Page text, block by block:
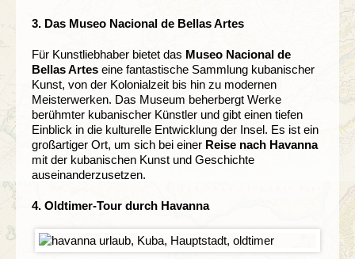
3. Das Museo Nacional de Bellas Artes
Für Kunstliebhaber bietet das Museo Nacional de
Bellas Artes eine fantastische Sammlung kubanischer
Kunst, von der Kolonialzeit bis hin zu modernen
Meisterwerken. Das Museum beherbergt Werke
berühmter kubanischer Künstler und gibt einen tiefen
Einblick in die kulturelle Entwicklung der Insel. Es ist ein
großartiger Ort, um sich bei einer Reise nach Havanna
mit der kubanischen Kunst und Geschichte
auseinanderzusetzen.
4. Oldtimer-Tour durch Havanna